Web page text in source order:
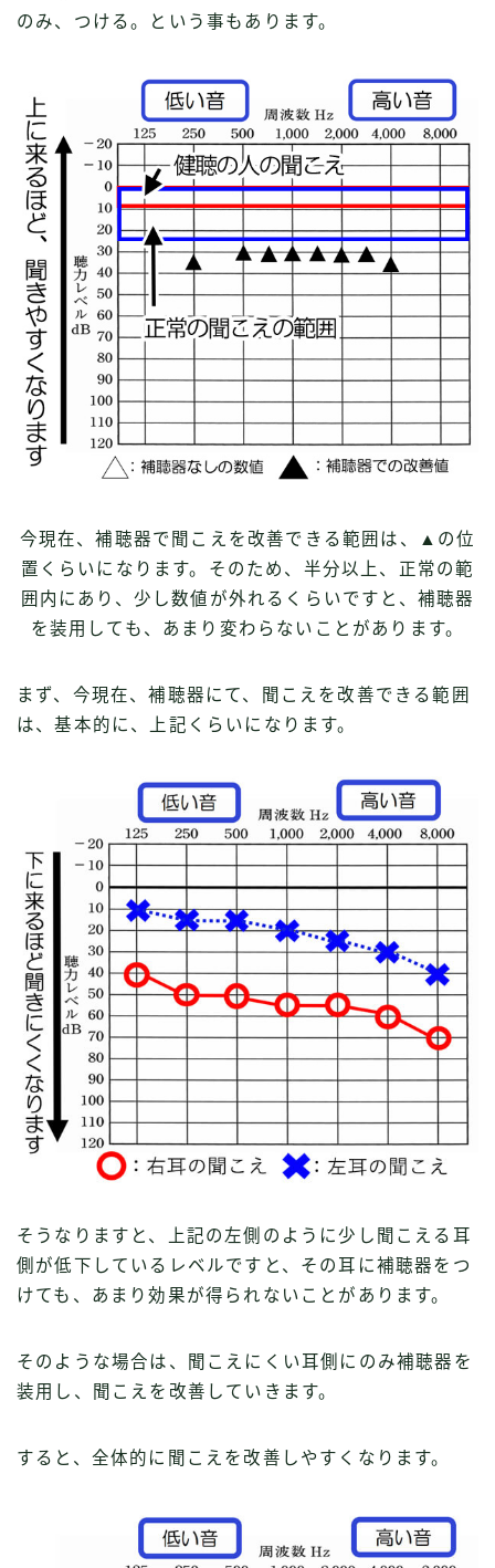
のみ、つける。という事もあります。
今現在、補聴器で聞こえを改善できる範囲は、▲の位
置くらいになります。そのため、半分以上、正常の範
囲内にあり、少し数値が外れるくらいですと、補聴器
を装用しても、あまり変わらないことがあります。
まず、今現在、補聴器にて、聞こえを改善できる範囲
は、基本的に、上記くらいになります。
そうなりますと、上記の左側のように少し聞こえる耳
側が低下しているレベルですと、その耳に補聴器をつ
けても、あまり効果が得られないことがあります。
そのような場合は、聞こえにくい耳側にのみ補聴器を
装用し、聞こえを改善していきます。
すると、全体的に聞こえを改善しやすくなります。